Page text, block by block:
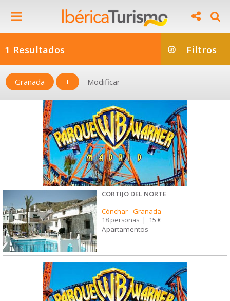
1 Resultados Filtros
Granada + Modificar
CORTIJO DEL NORTE
Cónchar-Granada
18 personas | 15 €
Apartamentos